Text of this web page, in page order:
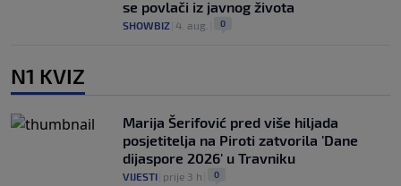
se povlači iz javnog života
SHOWBIZ 4. aug. 0
N1 KVIZ
Marija Šerifović pred više hiljada
posjetitelja na Piroti zatvorila 'Dane
dijaspore 2026' u Travniku
VIJESTI prije 3 h 0